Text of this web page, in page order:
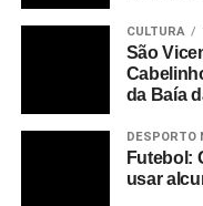
CULTURA
São
da Baía
DESPORTO
Futebol:
usar